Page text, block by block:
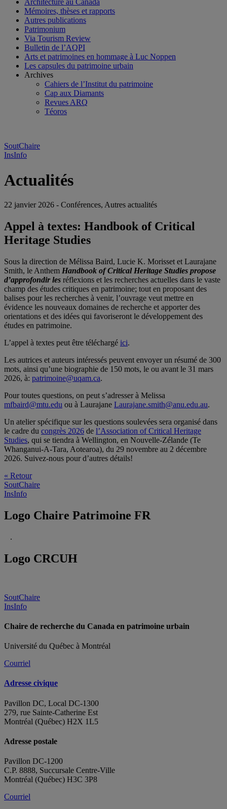
Architecture au Canada
Mémoires, thèses et rapports
Autres publications
Patrimonium
Via Tourism Review
Bulletin de l’AQPI
Arts et patrimoines en hommage à Luc Noppen
Les capsules du patrimoine urbain
Archives
Cahiers de l’Institut du patrimoine
Cap aux Diamants
Revues ARQ
Téoros
SoutChaire
InsInfo
Actualités
22 janvier 2026 - Conférences, Autres actualités
Appel à textes: Handbook of Critical
Heritage Studies
Sous la direction de Mélissa Baird, Lucie K. Morisset et Laurajane
Smith, le Anthem Handbook of Critical Heritage Studies propose
d’approfondir les réflexions et les recherches actuelles dans le vaste
champ des études critiques en patrimoine; tout en proposant des
balises pour les recherches à venir, l’ouvrage veut mettre en
évidence les nouveaux domaines de recherche et apporter des
orientations et des idées qui favoriseront le développement des
études en patrimoine.
L’appel à textes peut être téléchargé ici.
Les autrices et auteurs intéressés peuvent envoyer un résumé de 300
mots, ainsi qu’une biographie de 150 mots, le ou avant le 31 mars
2026, à: patrimoine@uqam.ca.
Pour toutes questions, on peut s’adresser à Melissa
mfbaird@mtu.edu ou à Laurajane Laurajane.smith@anu.edu.au.
Un atelier spécifique sur les questions soulevées sera organisé dans
le cadre du congrès 2026 de l’Association of Critical Heritage
Studies, qui se tiendra à Wellington, en Nouvelle-Zélande (Te
Whanganui-A-Tara, Aotearoa), du 29 novembre au 2 décembre
2026. Suivez-nous pour d’autres détails!
« Retour
SoutChaire
InsInfo
Logo Chaire Patrimoine FR
.
Logo CRCUH
SoutChaire
InsInfo
Chaire de recherche du Canada en patrimoine urbain
Université du Québec à Montréal
Courriel
Adresse civique
Pavillon DC, Local DC-1300
279, rue Sainte-Catherine Est
Montréal (Québec) H2X 1L5
Adresse postale
Pavillon DC-1200
C.P. 8888, Succursale Centre-Ville
Montréal (Québec) H3C 3P8
Courriel